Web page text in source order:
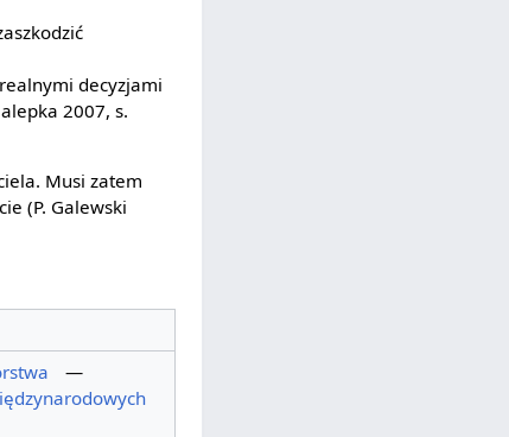
decyzjami
2007, s.
Musi zatem
(P. Galewski
—